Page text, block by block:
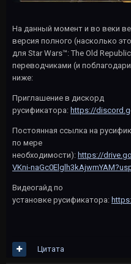
На данный момент и во веки
версия полного (насколько
для Star Wars™: The Old
переводчиками (и
ниже:
Приглашение в дискорд
русификатора: https://
Постоянная ссылка на
по мере
необходимости): https://
VKni-
Видеогайд по
установке русификатора:
Цитата